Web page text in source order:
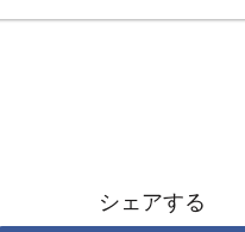
シェアする